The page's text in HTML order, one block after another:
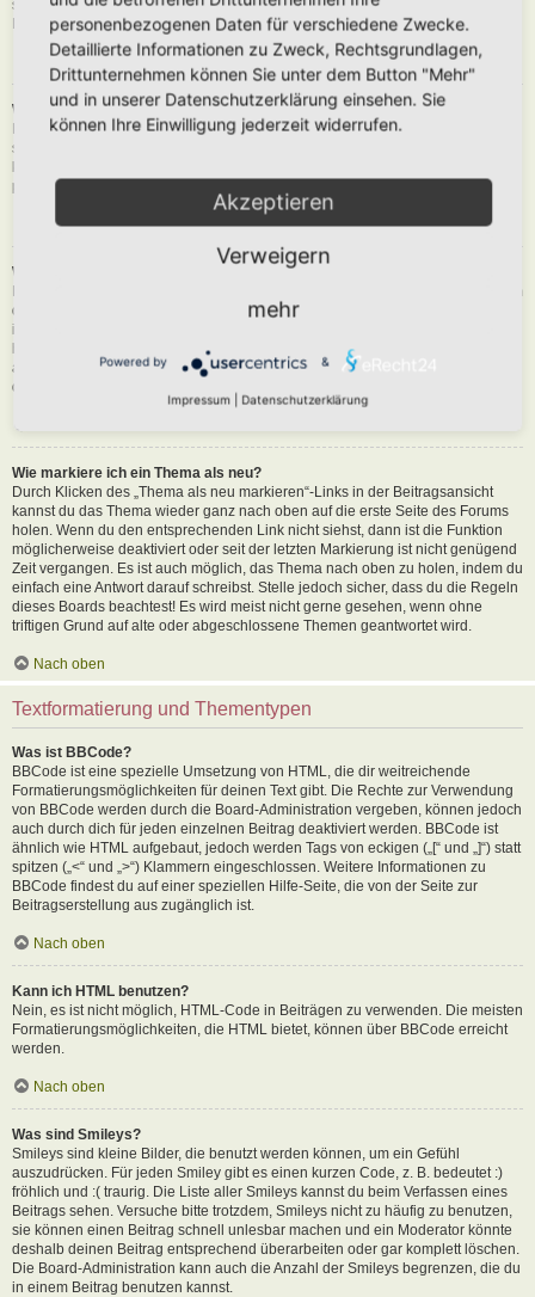
siehst du eine Schaltfläche in der Nähe des Beitrags, um diesen zu melden.
Du wirst dann durch die weiteren Schritte geführt.
Nach oben
Was bewirkt die „Speichern“-Schaltfläche beim Schreiben eines Beitrags?
Hiermit kannst du die geschriebene Entwürfe speichern und zu einem
späteren Zeitpunkt vervollständigen und absenden. Den gesicherten Beitrag
kannst du mit der Funktion „Gespeicherte Entwürfe verwalten“ in deinem
persönlichen Bereich erneut laden.
Nach oben
Warum muss mein Beitrag erst freigegeben werden?
Die Board-Administration kann entschieden haben, dass in dem Forum, in dem
du einen Beitrag erstellt hast, die Beiträge zuerst geprüft werden müssen. Es
ist auch möglich, dass die Administration dich zu einer Gruppe von Benutzern
hinzugefügt hat, bei denen sie die Beiträge erst begutachten möchte, bevor sie
auf der Seite sichtbar werden. Bitte kontaktiere die Board-Administration, wenn
du weitere Informationen dazu benötigst.
Wie markiere ich ein Thema als neu?
Durch Klicken des „Thema als neu markieren“-Links in der Beitragsansicht
kannst du das Thema wieder ganz nach oben auf die erste Seite des Forums
holen. Wenn du den entsprechenden Link nicht siehst, dann ist die Funktion
möglicherweise deaktiviert oder seit der letzten Markierung ist nicht genügend
Zeit vergangen. Es ist auch möglich, das Thema nach oben zu holen, indem du
einfach eine Antwort darauf schreibst. Stelle jedoch sicher, dass du die Regeln
dieses Boards beachtest! Es wird meist nicht gerne gesehen, wenn ohne
triftigen Grund auf alte oder abgeschlossene Themen geantwortet wird.
Nach oben
Textformatierung und Thementypen
Was ist BBCode?
BBCode ist eine spezielle Umsetzung von HTML, die dir weitreichende
Formatierungsmöglichkeiten für deinen Text gibt. Die Rechte zur Verwendung
von BBCode werden durch die Board-Administration vergeben, können jedoch
auch durch dich für jeden einzelnen Beitrag deaktiviert werden. BBCode ist
ähnlich wie HTML aufgebaut, jedoch werden Tags von eckigen („[“ und „]“) statt
spitzen („<“ und „>“) Klammern eingeschlossen. Weitere Informationen zu
BBCode findest du auf einer speziellen Hilfe-Seite, die von der Seite zur
Beitragserstellung aus zugänglich ist.
Nach oben
Kann ich HTML benutzen?
Nein, es ist nicht möglich, HTML-Code in Beiträgen zu verwenden. Die meisten
Formatierungsmöglichkeiten, die HTML bietet, können über BBCode erreicht
werden.
Nach oben
Was sind Smileys?
Smileys sind kleine Bilder, die benutzt werden können, um ein Gefühl
auszudrücken. Für jeden Smiley gibt es einen kurzen Code, z. B. bedeutet :)
fröhlich und :( traurig. Die Liste aller Smileys kannst du beim Verfassen eines
Beitrags sehen. Versuche bitte trotzdem, Smileys nicht zu häufig zu benutzen,
sie können einen Beitrag schnell unlesbar machen und ein Moderator könnte
deshalb deinen Beitrag entsprechend überarbeiten oder gar komplett löschen.
Die Board-Administration kann auch die Anzahl der Smileys begrenzen, die du
in einem Beitrag benutzen kannst.
personenbezogenen Daten für verschiedene Zwecke.
Detaillierte Informationen zu Zweck, Rechtsgrundlagen,
Drittunternehmen können Sie unter dem Button "Mehr"
und in unserer Datenschutzerklärung einsehen. Sie
können Ihre Einwilligung jederzeit widerrufen.
Akzeptieren
Verweigern
mehr
Powered by &
Impressum Datenschutzerklärung